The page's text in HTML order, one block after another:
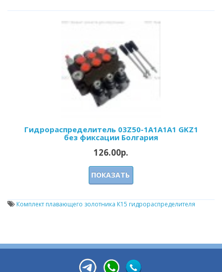
Гидрораспределитель 03Z50-1А1А1A1 GKZ1
без фиксации Болгария
126.00р.
ПОКАЗАТЬ
Комплект плавающего золотника К15 гидрораспределителя